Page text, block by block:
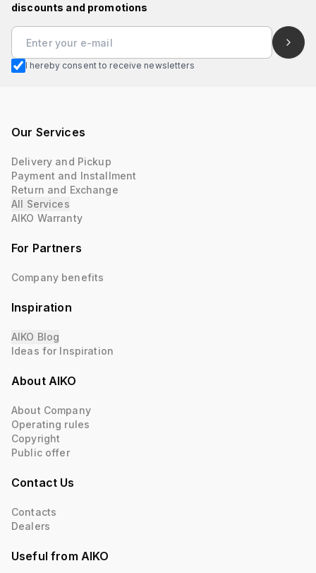
discounts and promotions
I hereby consent to receive newsletters
Our Services
Delivery and Pickup
Payment and Installment
Return and Exchange
All Services
AIKO Warranty
For Partners
Company benefits
Inspiration
AIKO Blog
Ideas for Inspiration
About AIKO
About Company
Operating rules
Copyright
Public offer
Contact Us
Contacts
Dealers
Useful from AIKO